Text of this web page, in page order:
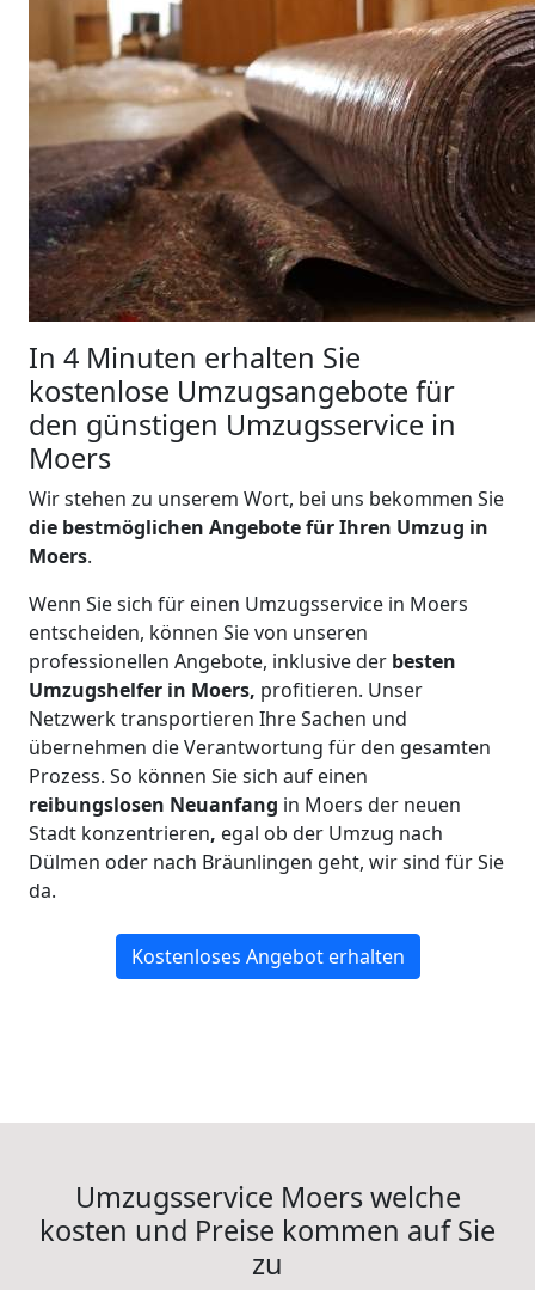
In 4 Minuten erhalten Sie
kostenlose Umzugsangebote für
den günstigen Umzugsservice in
Moers
Wir stehen zu unserem Wort, bei uns bekommen Sie
die bestmöglichen Angebote für Ihren Umzug in
Moers.
Wenn Sie sich für einen Umzugsservice in Moers
entscheiden, können Sie von unseren
professionellen Angebote, inklusive der besten
Umzugshelfer in Moers, profitieren. Unser
Netzwerk transportieren Ihre Sachen und
übernehmen die Verantwortung für den gesamten
Prozess. So können Sie sich auf einen
reibungslosen Neuanfang in Moers der neuen
Stadt konzentrieren, egal ob der Umzug nach
Dülmen oder nach Bräunlingen geht, wir sind für Sie
da.
Kostenloses Angebot erhalten
Umzugsservice Moers welche
kosten und Preise kommen auf Sie
zu